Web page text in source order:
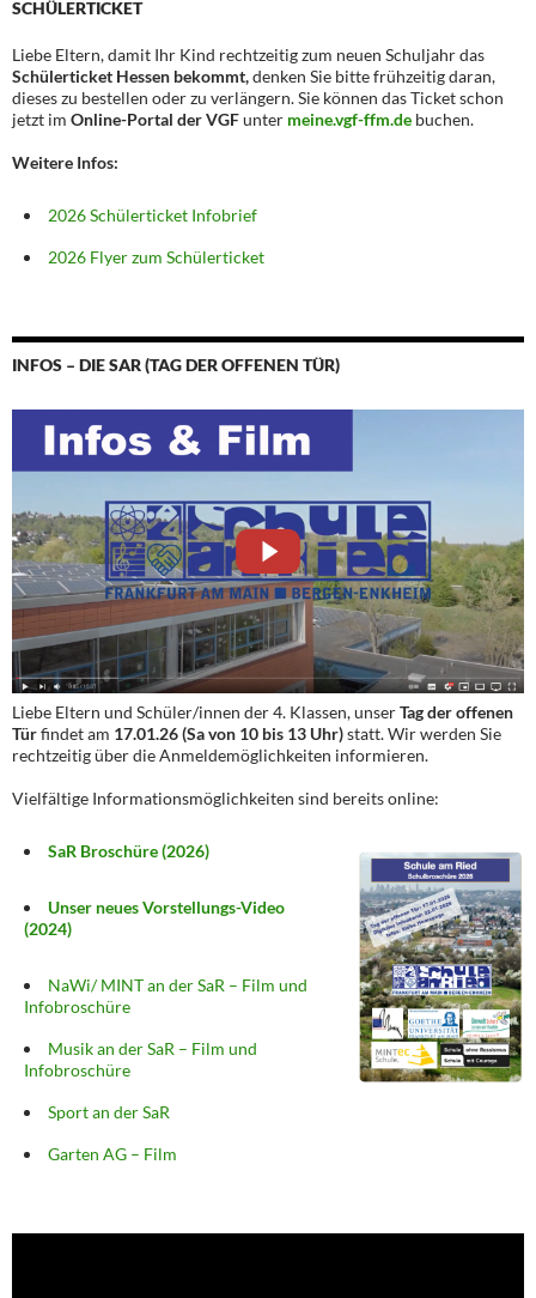
SCHÜLERTICKET
Liebe Eltern, damit Ihr Kind rechtzeitig zum neuen Schuljahr das
Schülerticket Hessen bekommt,denken Sie bitte frühzeitig daran,
dieses zu bestellen oder zu verlängern. Sie können das Ticket schon
jetzt im Online-Portal der VGFunter meine.vgf-ffm.de buchen.
Weitere Infos:
2026 Schülerticket Infobrief
2026 Flyer zum Schülerticket
INFOS – DIE SAR (TAG DER OFFENEN TÜR)
Liebe Eltern und Schüler/innen der 4. Klassen, unserTag der offenen
Türfindet am 17.01.26 (Sa von 10 bis 13 Uhr)statt. Wir werden Sie
rechtzeitig über die Anmeldemöglichkeiten informieren.
Vielfältige Informationsmöglichkeiten sind bereits online:
SaR Broschüre (2026)
Unser neues Vorstellungs-Video
(2024)
NaWi/ MINT an der SaR – Film und
Infobroschüre
Musik an der SaR – Film und
Infobroschüre
Sport an der SaR
Garten AG – Film